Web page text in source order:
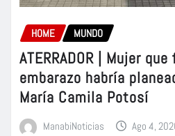
HOME MUNDO
ATERRADOR | Mujer
embarazo habría
María Camila Potosí
ManabiNoticias Ago 4,